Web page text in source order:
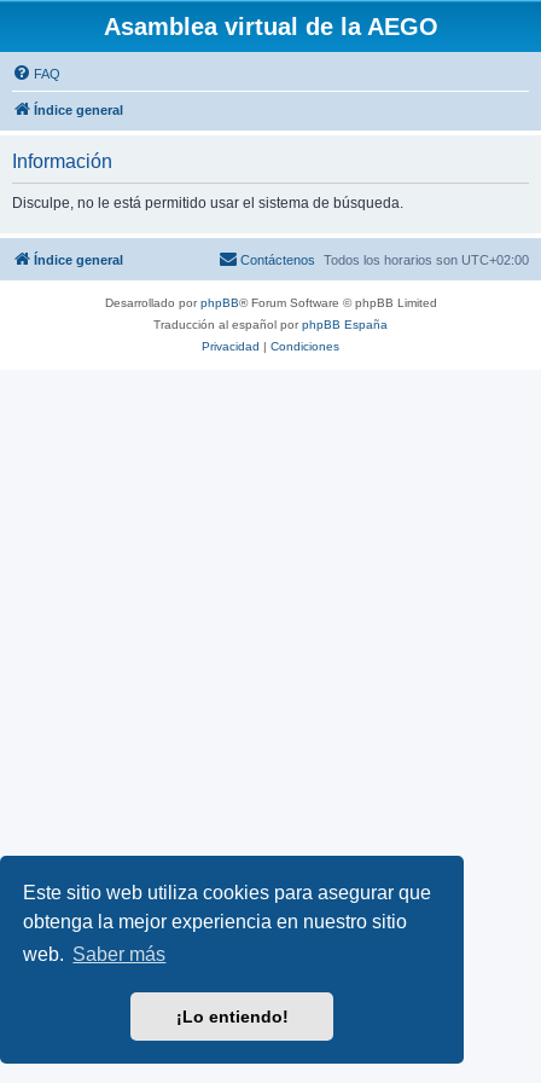
Este sitio web utiliza cookies para asegurar que
obtenga la mejor experiencia en nuestro sitio
web. Saber más
¡Lo entiendo!
Asamblea virtual de la AEGO
FAQ
Índice general
Información
Disculpe, no le está permitido usar el sistema de búsqueda.
Índice general Todos los horarios son UTC+02:00
Contáctenos
Desarrollado porphpBB® Forum Software © phpBB Limited
Traducción al español porphpBB España
Privacidad | Condiciones